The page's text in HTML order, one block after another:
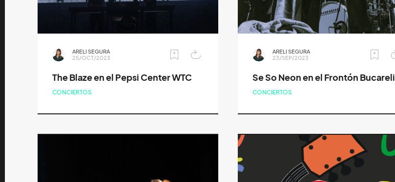
ARELI SEGURA
25/OCT/2023
The Blaze en el Pepsi Center WTC
CONCIERTOS
ARELI SEGURA
23/SEP/2023
Se So Neon en el Frontón Bucareli
CONCIERTOS